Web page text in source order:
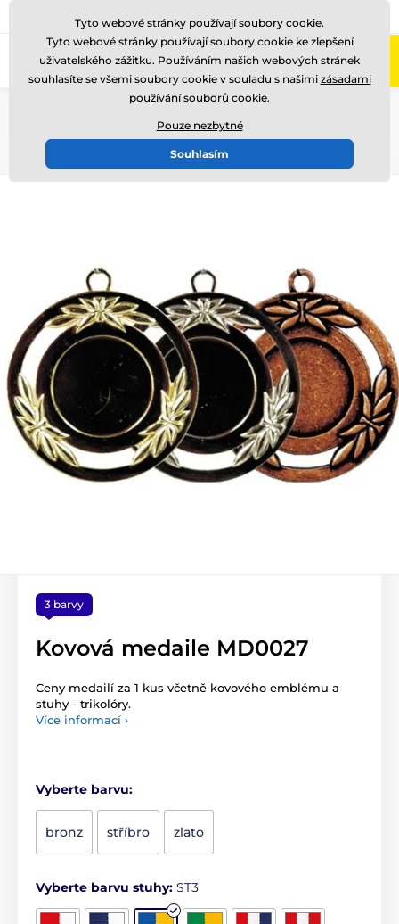
Zavolejte nám (Po-Pá 8-17)
Klasické kovové medaile (s potiskem na emblém či štítek)
3 barvy
Kovová medaile MD0027
Ceny medailí za 1 kus včetně kovového emblému a
stuhy - trikolóry.
Více informací ›
Vyberte barvu:
bronz stříbro zlato
Vyberte barvu stuhy: ST3
Tyto webové stránky používají soubory cookie.
Tyto webové stránky používají soubory cookie ke zlepšení
uživatelského zážitku. Používáním našich webových stránek
souhlasíte se všemi soubory cookie v souladu s našimi zásadami
používání souborů cookie.
Pouze nezbytné
Souhlasím